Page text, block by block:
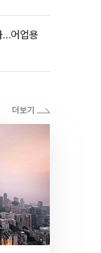
…어업용